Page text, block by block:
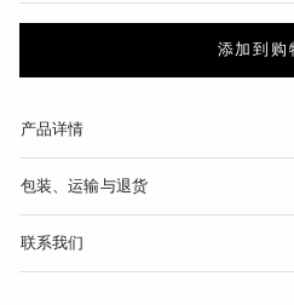
添加到购
产品详情
包装、运输与退货
联系我们